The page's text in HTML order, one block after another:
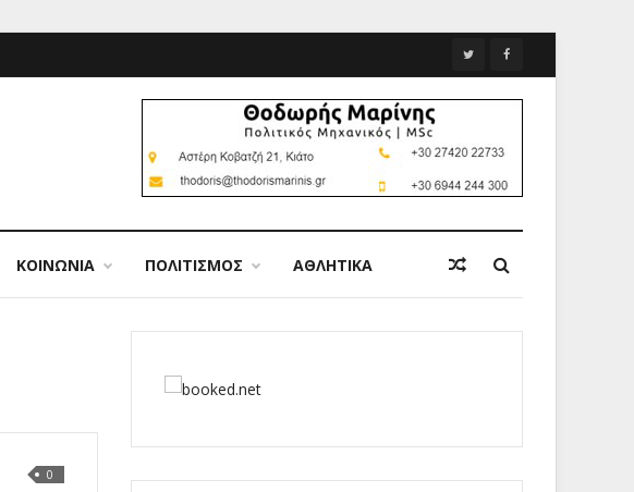
ΚΟΙΝΩΝΙΑ ΠΟΛΙΤΙΣΜΟΣ ΑΘΛΗΤΙΚΑ
0